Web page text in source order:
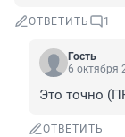
ОТВЕТИТЬ 1
Гость
6 октября
Это точно
ОТВЕТИТЬ